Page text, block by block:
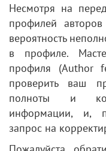
Несмотря на
профилей
вероятность
в профиле.
профиля (Author
проверить ваш
полноты и
информации, и,
запрос на